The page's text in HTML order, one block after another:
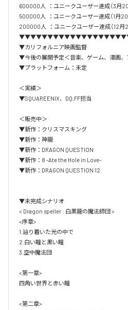
600000人  ：ユニークユーザー達成（3月
500000人  ：ユニークユーザー達成（1月
200000人  ：ユニークユーザー達成（12月
▼カリフォルニア映画監督
▼今後の展開予定＜音楽、ゲーム、漫画、
▼プラットフォーム：未定
＜実績＞
▼SQUAREENIX、DQ,FF担当
＜販売中＞
▼新作：クリスマスキング
▼新作：神龍
▼新作：DRAGON QUESTION
▼新作：8 -Ate the Hole in Love-
▼新作：DRAGON QUESTION 12
▼未完成シナリオ
< Dragon speller : 白黒龍の魔法師団 >
<序章>
1.辿り着いた光の中で
2.白い瞳と黒い瞳
3.空中魔法団
<第一章>
四角い世界と赤い瞳
<第二章>